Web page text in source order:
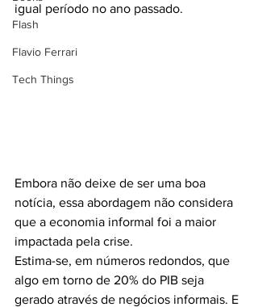
Flash
Flavio Ferrari
Tech Things
igual período no ano passado.
Embora não deixe de ser uma boa
notícia, essa abordagem não considera
que a economia informal foi a maior
impactada pela crise.
Estima-se, em números redondos, que
algo em torno de 20% do PIB seja
gerado através de negócios informais. E